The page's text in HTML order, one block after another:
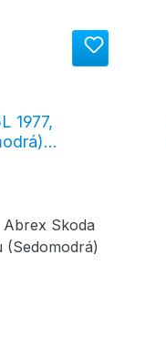
1977,
Skoda
(Sedomodrá)